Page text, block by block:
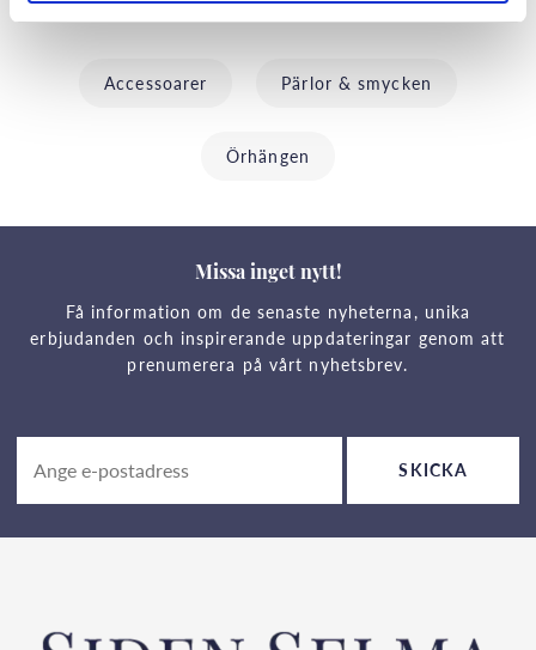
Accessoarer Pärlor & smycken
Örhängen
Missa inget nytt!
Få information om de senaste nyheterna, unika
erbjudanden och inspirerande uppdateringar genom att
prenumerera på vårt nyhetsbrev.
SKICKA